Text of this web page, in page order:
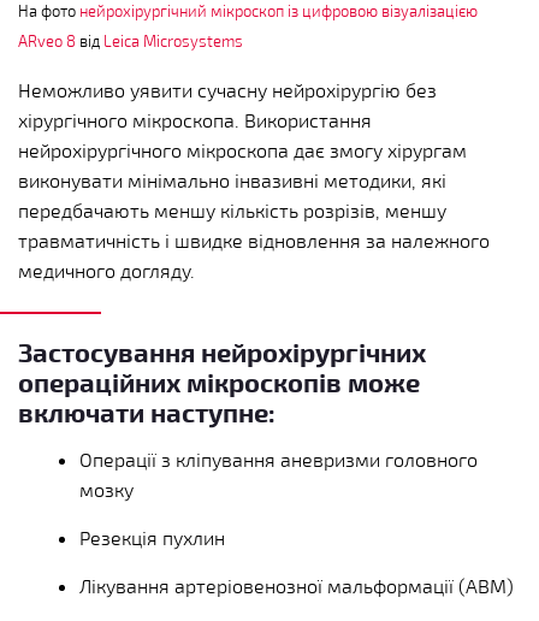
На фото нейрохірургічний мікроскоп із цифровою візуалізацією
ARveo 8 від Leica Microsystems
Неможливо уявити сучасну нейрохірургію без
хірургічного мікроскопа. Використання
нейрохірургічного мікроскопа дає змогу хірургам
виконувати мінімально інвазивні методики, які
передбачають меншу кількість розрізів, меншу
травматичність і швидке відновлення за належного
медичного догляду.
Застосування нейрохірургічних
операційних мікроскопів може
включати наступне:
Операції з кліпування аневризми головного
мозку
Резекція пухлин
Лікування артеріовенозної мальформації (АВМ)